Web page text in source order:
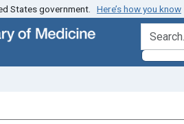
States government. Here’s how you know
search for